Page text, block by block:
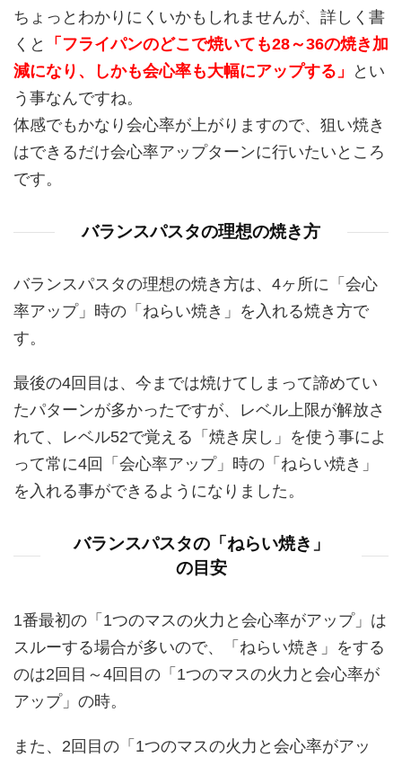
ちょっとわかりにくいかもしれませんが、詳しく書
くと
「フライパンのどこで焼いても28～36の焼き加
減になり、しかも会心率も大幅にアップする」
とい
う事なんですね。
体感でもかなり会心率が上がりますので、狙い焼き
はできるだけ会心率アップターンに行いたいところ
です。
バランスパスタの理想の焼き方
バランスパスタの理想の焼き方は、4ヶ所に「会心
率アップ」時の「ねらい焼き」を入れる焼き方で
す。
最後の4回目は、今までは焼けてしまって諦めてい
たパターンが多かったですが、レベル上限が解放さ
れて、レベル52で覚える「焼き戻し」を使う事によ
って常に4回「会心率アップ」時の「ねらい焼き」
を入れる事ができるようになりました。
バランスパスタの「ねらい焼き」
の目安
1番最初の「1つのマスの火力と会心率がアップ」は
スルーする場合が多いので、「ねらい焼き」をする
のは2回目～4回目の「1つのマスの火力と会心率が
アップ」の時。
また、2回目の「1つのマスの火力と会心率がアッ